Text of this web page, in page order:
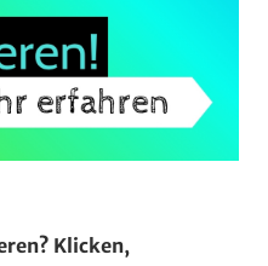
Klicken,